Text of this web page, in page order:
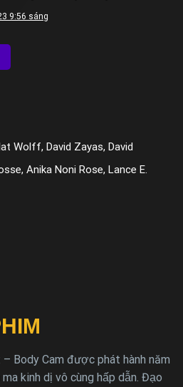
9:56 sáng
Wolff, David Zayas, David
Anika Noni Rose, Lance E.
– Body Cam được phát hành năm
kinh dị vô cùng hấp dẫn. Đạo